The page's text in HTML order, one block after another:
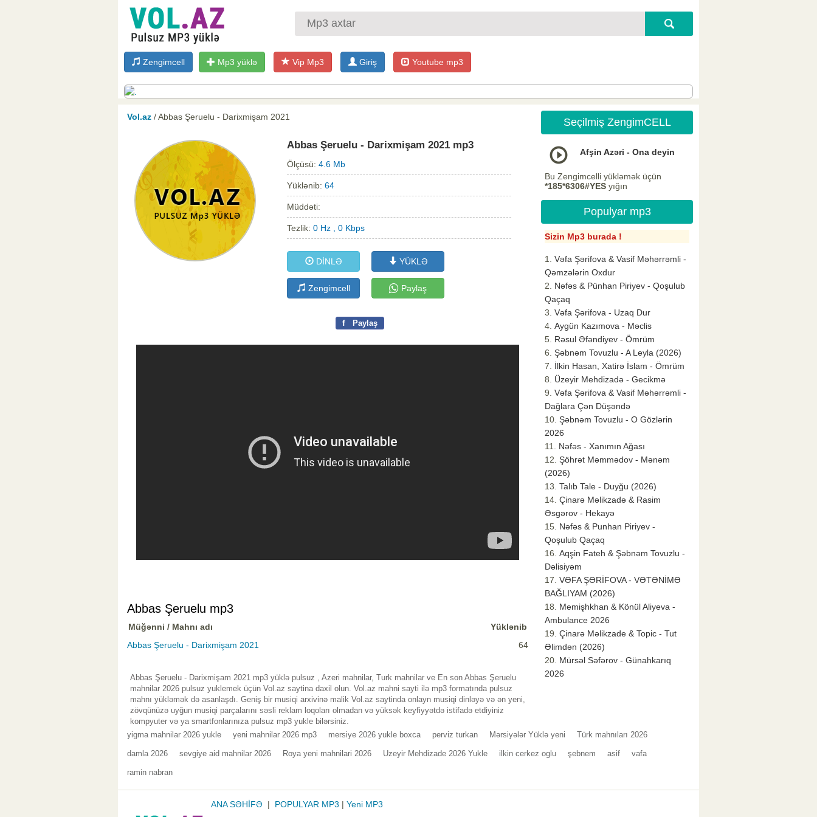
Zengimcell Mp3 yüklə Vip Mp3 Giriş Youtube mp3
Vol.az / Abbas Şeruelu - Darixmişam 2021
Abbas Şeruelu - Darixmişam 2021 mp3
Ölçüsü: 4.6 Mb
Yüklənib: 64
Müddəti:
Tezlik: 0 Hz , 0 Kbps
DİNLƏ YÜKLƏ
Zengimcell Paylaş
f Paylaş
Abbas Şeruelu mp3
Müğənni / Mahnı adı
Yüklənib
Abbas Şeruelu - Darixmişam 2021
64
Abbas Şeruelu - Darixmişam 2021 mp3 yüklə pulsuz , Azeri mahnilar, Turk mahnilar ve En son Abbas Şeruelu
mahnilar 2026 pulsuz yuklemek üçün Vol.az saytina daxil olun. Vol.az mahni sayti ilə mp3 formatında pulsuz
mahnı yükləmək də asanlaşdı. Geniş bir musiqi arxivinə malik Vol.az saytinda onlayn musiqi dinləyə və ən yeni,
zövqünüzə uyğun musiqi parçalarını səsli reklam loqoları olmadan və yüksək keyfiyyətdə istifadə etdiyiniz
kompyuter və ya smartfonlarınıza pulsuz mp3 yukle bilərsiniz.
Seçilmiş ZengimCELL
Afşin Azəri - Ona deyin
Bu Zengimcelli yükləmək üçün
*185*6306#YES yığın
Populyar mp3
Sizin Mp3 burada !
Vəfa Şərifova & Vasif Məhərrəmli -
Qəmzələrin Oxdur
Nəfəs & Pünhan Piriyev - Qoşulub
Qaçaq
Vəfa Şərifova - Uzaq Dur
Aygün Kazımova - Məclis
Rəsul Əfəndiyev - Ömrüm
Şəbnəm Tovuzlu - A Leyla (2026)
İlkin Hasan, Xatirə İslam - Ömrüm
Üzeyir Mehdizadə - Gecikmə
Vəfa Şərifova & Vasif Məhərrəmli -
Dağlara Çən Düşəndə
Şəbnəm Tovuzlu - O Gözlərin
2026
Nəfəs - Xanımın Ağası
Şöhrət Məmmədov - Mənəm
(2026)
Talıb Tale - Duyğu (2026)
Çinarə Məlikzadə & Rasim
Əsgərov - Hekayə
Nəfəs & Punhan Piriyev -
Qoşulub Qaçaq
Aqşin Fateh & Şəbnəm Tovuzlu -
Dəlisiyəm
VƏFA ŞƏRİFOVA - VƏTƏNİMƏ
BAĞLIYAM (2026)
Memişhkhan & Könül Aliyeva -
Ambulance 2026
Çinarə Məlikzade & Topic - Tut
Əlimdən (2026)
Mürsəl Səfərov - Günahkarıq
2026
yigma mahnilar 2026 yukle yeni mahnilar 2026 mp3 mersiye 2026 yukle boxca perviz turkan Mərsiyələr Yüklə yeni Türk mahnıları 2026
damla 2026 sevgiye aid mahnilar 2026 Roya yeni mahnilari 2026 Uzeyir Mehdizade 2026 Yukle ilkin cerkez oglu şebnem asif vafa
ramin nabran
ANA SƏHİFƏ | POPULYAR MP3 | Yeni MP3